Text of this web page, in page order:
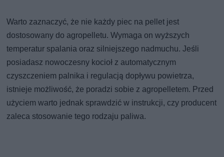
Warto zaznaczyć, że nie każdy piec na pellet jest
dostosowany do agropelletu. Wymaga on wyższych
temperatur spalania oraz silniejszego nadmuchu. Jeśli
posiadasz nowoczesny kocioł z automatycznym
czyszczeniem palnika i regulacją dopływu powietrza,
istnieje możliwość, że poradzi sobie z agropelletem. Przed
użyciem warto jednak sprawdzić w instrukcji, czy producent
zaleca stosowanie tego rodzaju paliwa.